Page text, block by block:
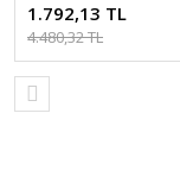
1.792,13 TL
4.480,32 TL